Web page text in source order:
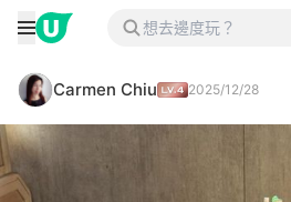
Carmen Chiu 2025/12/28